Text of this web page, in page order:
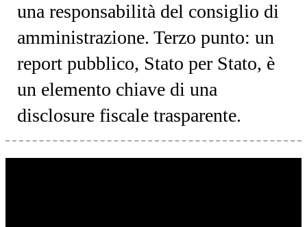
una responsabilità del consiglio di
amministrazione. Terzo punto: un
report pubblico, Stato per Stato, è
un elemento chiave di una
disclosure fiscale trasparente.